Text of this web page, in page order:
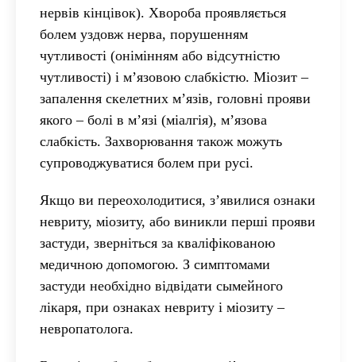
нервів кінцівок). Хвороба проявляється
болем уздовж нерва, порушенням
чутливості (онімінням або відсутністю
чутливості) і м’язовою слабкістю. Міозит –
запалення скелетних м’язів, головні прояви
якого – болі в м’язі (міалгія), м’язова
слабкість. Захворювання також можуть
супроводжуватися болем при русі.
Якщо ви переохолодитися, з’явилися ознаки
невриту, міозиту, або виникли перші прояви
застуди, зверніться за кваліфікованою
медичною допомогою. З симптомами
застуди необхідно відвідати сымейного
лікаря, при ознаках невриту і міозиту –
невропатолога.